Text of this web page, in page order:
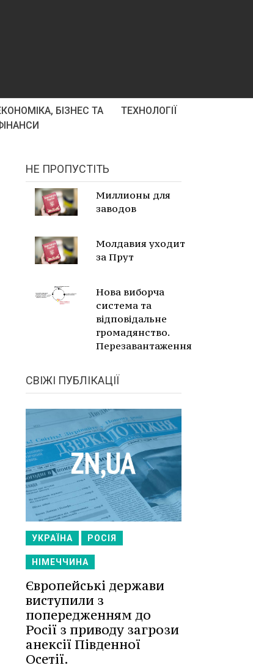
БІЗНЕС ТА
ТЕХНОЛОГІЇ
НЕ ПРОПУСТІТЬ
Миллионы для
заводов
Молдавия уходит
за Прут
Нова виборча
система та
відповідальне
громадянство.
Перезавантаження
СВІЖІ ПУБЛІКАЦІЇ
УКРАЇНА РОСІЯ
НІМЕЧЧИНА
Європейські держави
виступили з
попередженням до
Росії з приводу загрози
анексії Південної
Осетії.